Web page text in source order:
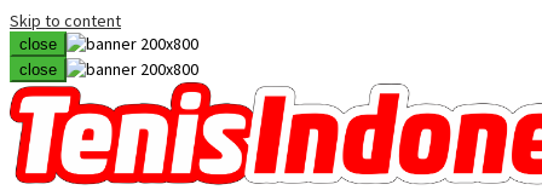
Skip to content
close
close